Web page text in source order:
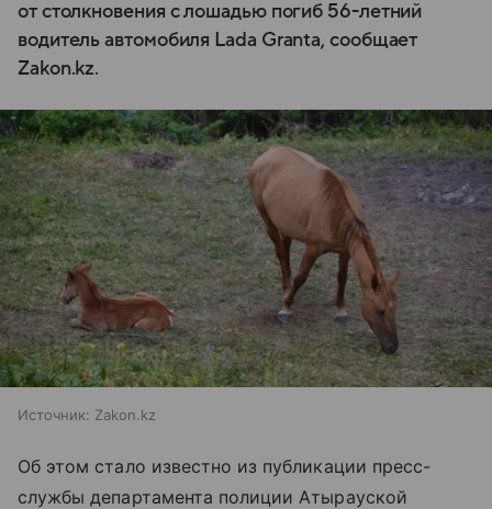
от столкновения с лошадью погиб 56-летний
водитель автомобиля Lada Granta, сообщает
Zakon.kz.
Источник: Zakon.kz
Об этом стало известно из публикации пресс-
службы департамента полиции Атырауской